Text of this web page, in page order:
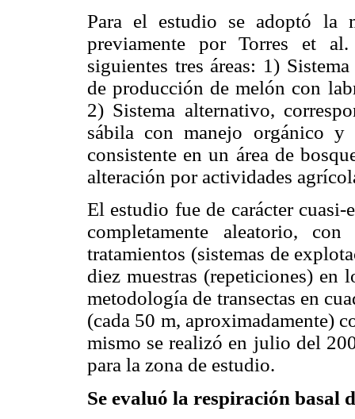
Para el estudio se adoptó la
previamente por Torres et
siguientes tres áreas: 1)
de producción de melón con
2) Sistema alternativo,
sábila con manejo orgánico
consistente en un área de
alteración por actividades
El estudio fue de carácter
completamente aleatorio,
tratamientos (sistemas de
diez muestras (repeticiones)
metodología de transectas en
(cada 50 m, aproximadamente)
mismo se realizó en julio del
para la zona de estudio.
Se evaluó la respiración basal